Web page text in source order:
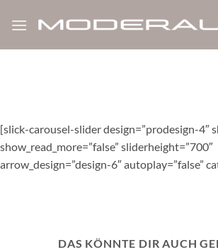
Inhalt
[slick-carousel-slider design=”prodesign-4″
show_read_more=”false” sliderheight=”700″
arrow_design=”design-6″ autoplay=”false”
bp_notify=”0″]
DAS KÖNNTE DIR AUCH